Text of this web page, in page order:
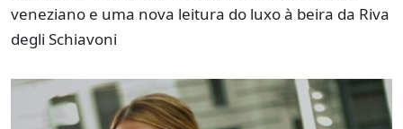
veneziano e uma nova leitura do luxo à beira da Riva
degli Schiavoni